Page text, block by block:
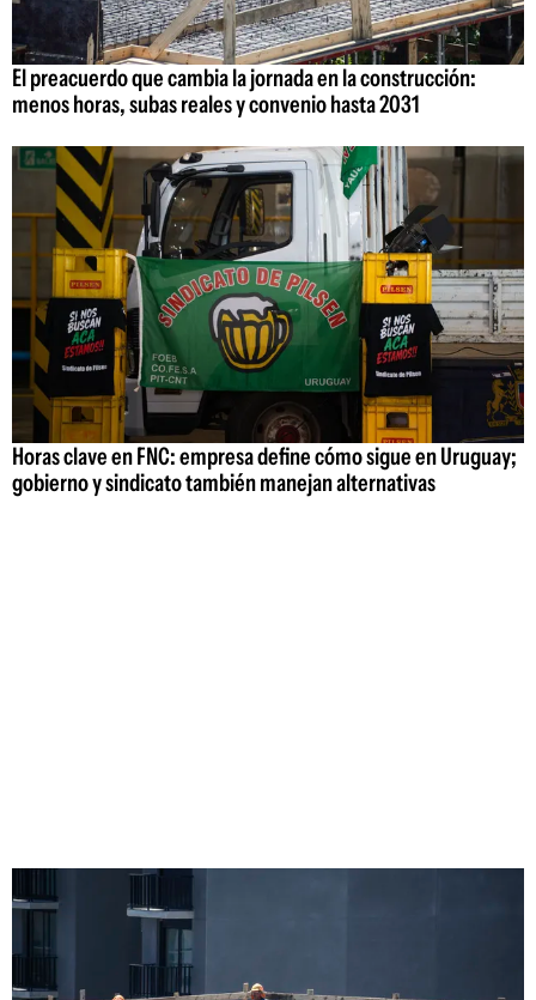
El preacuerdo que cambia la jornada en la construcción:
menos horas, subas reales y convenio hasta 2031
Horas clave en FNC: empresa define cómo sigue en Uruguay;
gobierno y sindicato también manejan alternativas